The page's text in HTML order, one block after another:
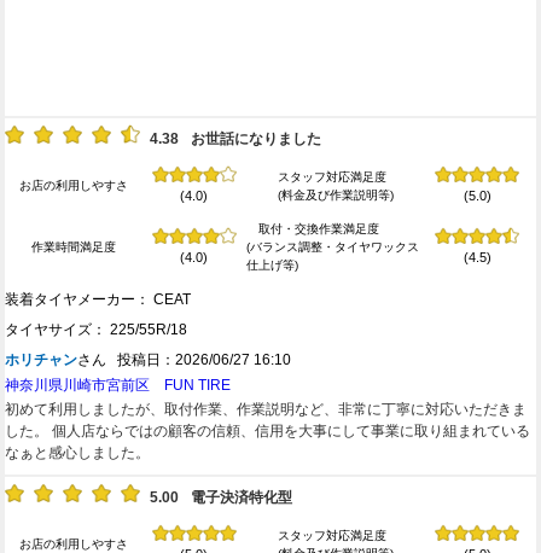
4.38 お世話になりました
お店の利用しやすさ
(4.0)
スタッフ対応満足度
(料金及び作業説明等)
(5.0)
作業時間満足度
(4.0)
取付・交換作業満足度
(バランス調整・タイヤワックス
仕上げ等)
(4.5)
装着タイヤメーカー： CEAT
タイヤサイズ： 225/55R/18
ホリチャンさん 投稿日：2026/06/27 16:10
神奈川県川崎市宮前区 FUN TIRE
初めて利用しましたが、取付作業、作業説明など、非常に丁寧に対応いただきま
した。 個人店ならではの顧客の信頼、信用を大事にして事業に取り組まれている
なぁと感心しました。
5.00 電子決済特化型
お店の利用しやすさ
スタッフ対応満足度